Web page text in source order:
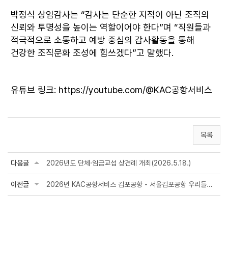
박정식 상임감사는 “감사는 단순한 지적이 아닌 조직의
신뢰와 투명성을 높이는 역할이어야 한다”며 “직원들과
적극적으로 소통하고 예방 중심의 감사활동을 통해
건강한 조직문화 조성에 힘쓰겠다”고 말했다.
유튜브 링크: https://youtube.com/@KAC공항서비스
목록
다음글 2026년도 단체·임금교섭 상견례 개최(2026.5.18.)
이전글 2026년 KAC공항서비스 김포공항 - 서울김포공항 우리들병원 업무협약(MOU) 체결